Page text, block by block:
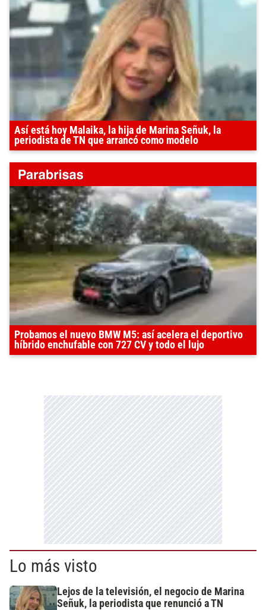
Así está hoy Malaika, la hija de Marina Señuk, la
periodista de TN que arrancó como modelo
Probamos el nuevo BMW M5: así acelera el deportivo
híbrido enchufable con 727 CV y todo el lujo
Lo más visto
Lejos de la televisión, el negocio de Marina
Señuk, la periodista que renunció a TN